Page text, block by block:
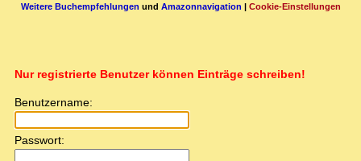
Weitere Buchempfehlungen und Amazonnavigation | Cookie-Einstellungen
Nur registrierte Benutzer können Einträge schreiben!
Benutzername:
Passwort: